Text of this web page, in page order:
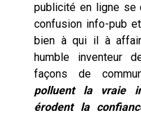
publicité en ligne se
confusion info-pub
bien à qui il à
humble inventeur
façons de
polluent la vraie
érodent la